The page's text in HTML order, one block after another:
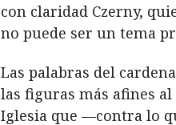
con claridad Czerny,
no puede ser un tema
Las palabras del
las figuras más afines
Iglesia que —contra lo